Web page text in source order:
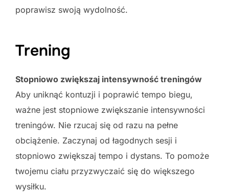
poprawisz swoją wydolność.
Trening
Stopniowo zwiększaj intensywność treningów
Aby uniknąć kontuzji i poprawić tempo biegu,
ważne jest stopniowe zwiększanie intensywności
treningów. Nie rzucaj się od razu na pełne
obciążenie. Zaczynaj od łagodnych sesji i
stopniowo zwiększaj tempo i dystans. To pomoże
twojemu ciału przyzwyczaić się do większego
wysiłku.